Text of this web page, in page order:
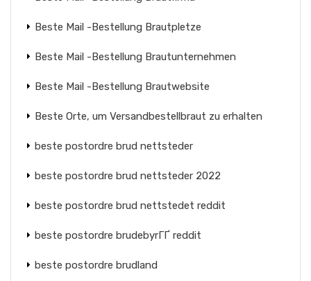
Beste Mail -Bestellung Brautpletze
Beste Mail -Bestellung Brautunternehmen
Beste Mail -Bestellung Brautwebsite
Beste Orte, um Versandbestellbraut zu erhalten
beste postordre brud nettsteder
beste postordre brud nettsteder 2022
beste postordre brud nettstedet reddit
beste postordre brudebyrГҐ reddit
beste postordre brudland